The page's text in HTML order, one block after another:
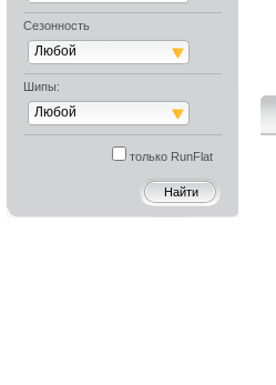
Сезонность
Любой
Шипы:
Любой
только RunFlat